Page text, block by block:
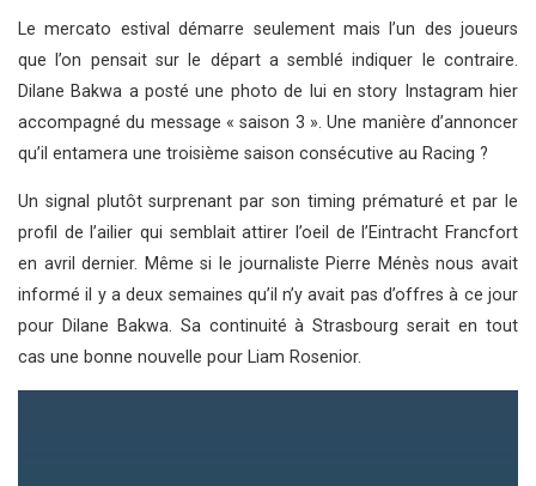
Le mercato estival démarre seulement mais l’un des joueurs
que l’on pensait sur le départ a semblé indiquer le contraire.
Dilane Bakwa a posté une photo de lui en story Instagram hier
accompagné du message « saison 3 ». Une manière d’annoncer
qu’il entamera une troisième saison consécutive au Racing ?
Un signal plutôt surprenant par son timing prématuré et par le
profil de l’ailier qui semblait attirer l’oeil de l’Eintracht Francfort
en avril dernier. Même si le journaliste Pierre Ménès nous avait
informé il y a deux semaines qu’il n’y avait pas d’offres à ce jour
pour Dilane Bakwa. Sa continuité à Strasbourg serait en tout
cas une bonne nouvelle pour Liam Rosenior.